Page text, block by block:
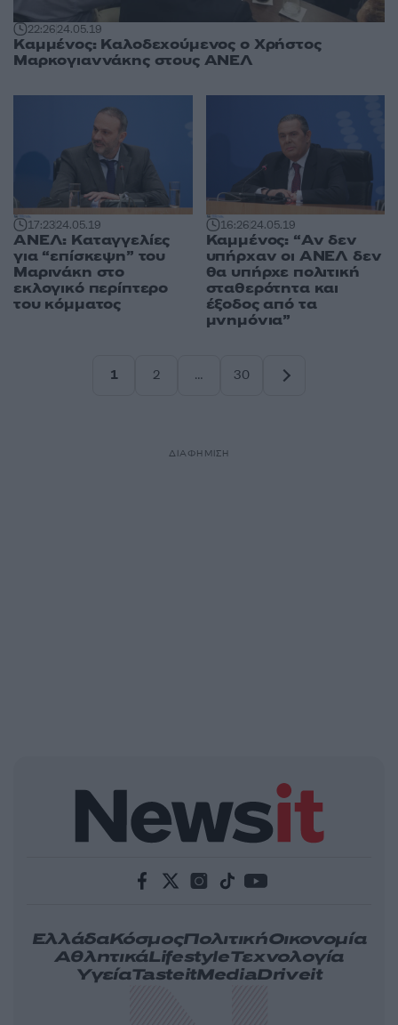
22:2624.05.19
Καμμένος: Καλοδεχούμενος ο Χρήστος
Μαρκογιαννάκης στους ΑΝΕΛ
17:2324.05.19
ΑΝΕΛ: Καταγγελίες
για “επίσκεψη” του
Μαρινάκη στο
εκλογικό περίπτερο
του κόμματος
16:2624.05.19
Καμμένος: “Αν δεν
υπήρχαν οι ΑΝΕΛ δεν
θα υπήρχε πολιτική
σταθερότητα και
έξοδος από τα
μνημόνια”
1
2
…
30
ΔΙΑΦΗΜΙΣΗ
ΕλλάδαΚόσμοςΠολιτικήΟικονομία
ΑθλητικάLifestyleΤεχνολογία
ΥγείαTasteitMediaDriveit